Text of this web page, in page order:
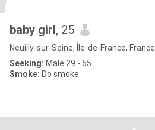
baby girl, 25
Neuilly-sur-Seine, Île-de-France, France
Seeking: Male 29 - 55
Smoke: Do smoke